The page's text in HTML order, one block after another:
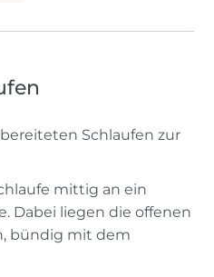
Schlaufen zur
mittig an ein
Dabei liegen die offenen
bündig mit dem